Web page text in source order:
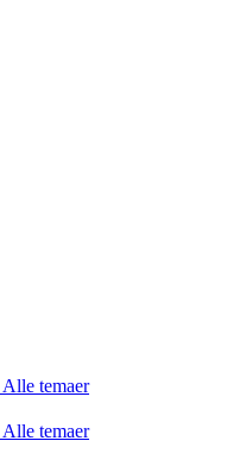
Alle temaer
Alle temaer